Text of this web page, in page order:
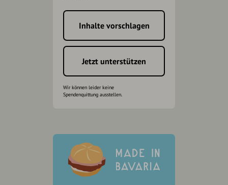
Inhalte vorschlagen
Jetzt unterstützen
Wir können leider keine
Spendenquittung ausstellen.